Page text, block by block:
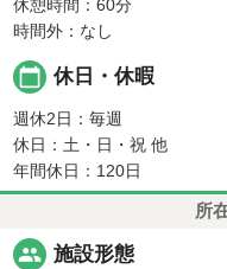
休憩時間：60分
時間外：なし
calendar_today 休日・休暇
週休2日：毎週
休日：土・日・祝 他
年間休日：120日
所
people 施設形態